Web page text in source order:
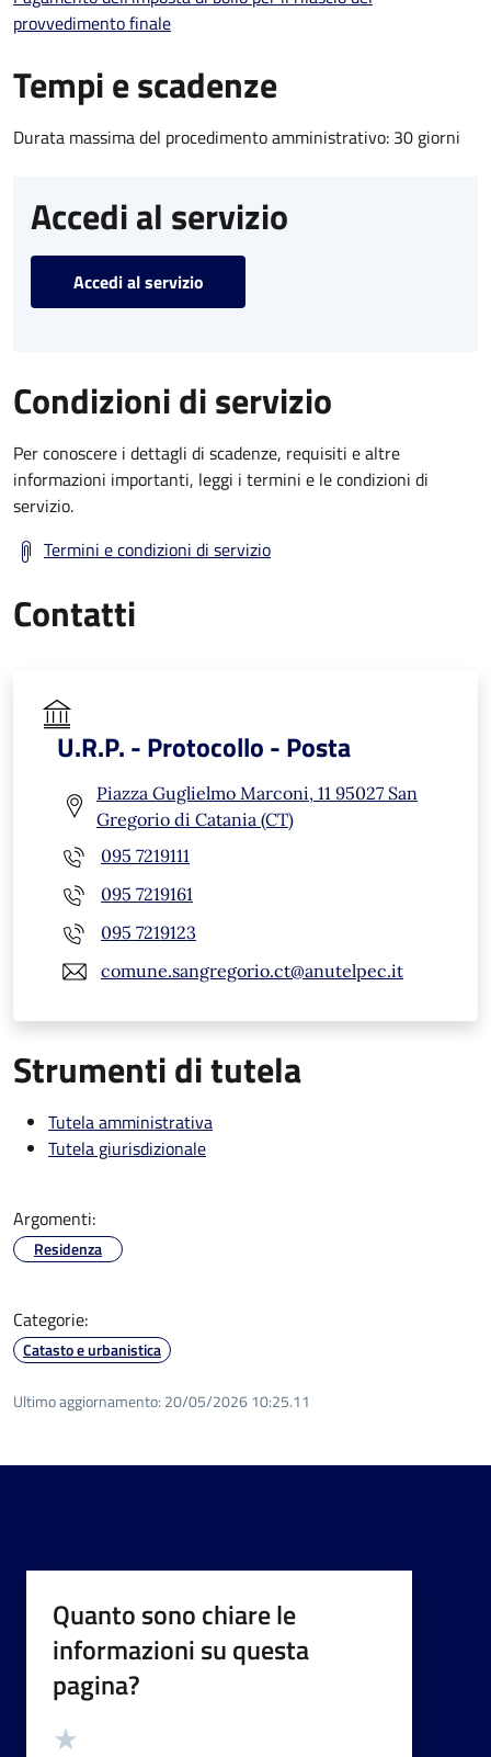
provvedimento finale
Tempi e scadenze
Durata massima del procedimento amministrativo: 30 giorni
Accedi al servizio
Accedi al servizio
Condizioni di servizio
Per conoscere i dettagli di scadenze, requisiti e altre
informazioni importanti, leggi i termini e le condizioni di
servizio.
Termini e condizioni di servizio
Contatti
U.R.P. - Protocollo - Posta
Piazza Guglielmo Marconi, 11 95027 San
Gregorio di Catania (CT)
095 7219111
095 7219161
095 7219123
comune.sangregorio.ct@anutelpec.it
Strumenti di tutela
Tutela amministrativa
Tutela giurisdizionale
Argomenti:
Residenza
Categorie:
Catasto e urbanistica
Ultimo aggiornamento: 20/05/2026 10:25.11
Quanto sono chiare le
informazioni su questa
pagina?
Valutazione